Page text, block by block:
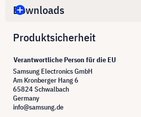
Downloads
Produktsicherheit
Verantwortliche Person für die EU
Samsung Electronics GmbH
Am Kronberger Hang 6
65824 Schwalbach
Germany
info@samsung.de